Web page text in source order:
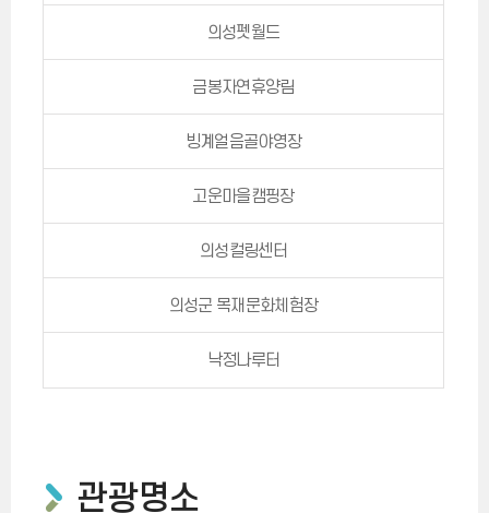
의성펫월드
금봉자연휴양림
빙계얼음골야영장
고운마을캠핑장
의성컬링센터
의성군 목재문화체험장
낙정나루터
관광명소